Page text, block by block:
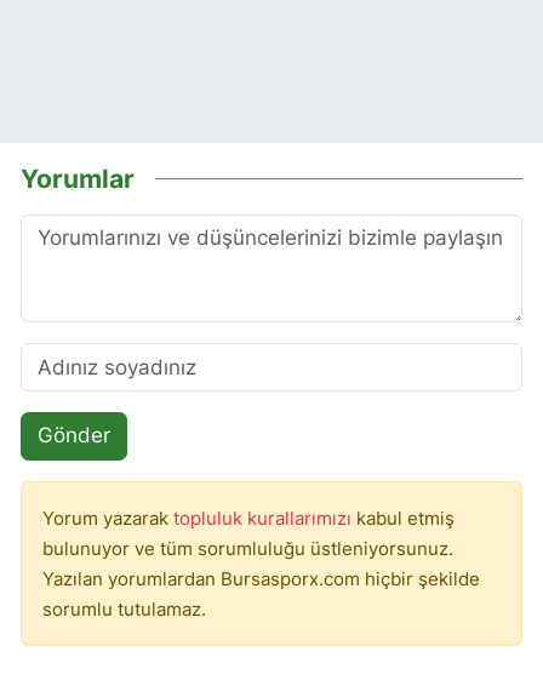
Yorumlar
Gönder
Yorum yazarak topluluk kurallarımızı kabul etmiş
bulunuyor ve tüm sorumluluğu üstleniyorsunuz.
Yazılan yorumlardan Bursasporx.com hiçbir şekilde
sorumlu tutulamaz.